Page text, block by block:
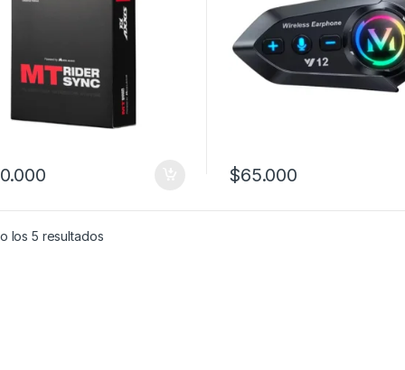
$65.000
los 5 resultados